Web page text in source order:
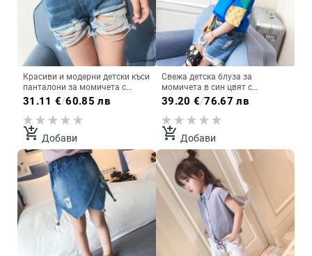
Красиви и модерни детски къси
панталони за момичета с
висока талия - ластични
31.11 €/60.85 лв
add_shopping_cart Добави
Свежа детска блуза за
момичета в син цвят с
декорация
39.20 €/76.67 лв
add_shopping_cart Добави